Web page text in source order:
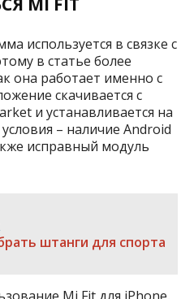
используется в связке с
в статье более
она работает именно с
скачивается с
и устанавливается на
– наличие Android
исправный модуль
штанги для спорта